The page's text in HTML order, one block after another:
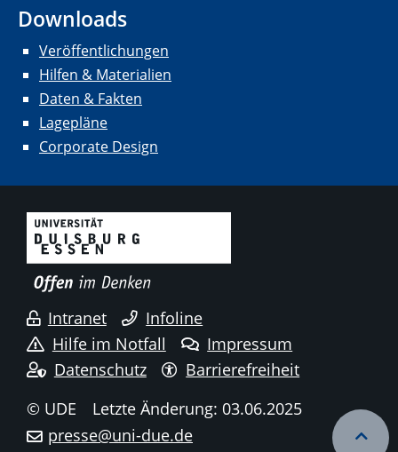
Downloads
Veröffentlichungen
Hilfen & Materialien
Daten & Fakten
Lagepläne
Corporate Design
Intranet
Infoline
Hilfe im Notfall
Impressum
Datenschutz
Barrierefreiheit
© UDE
Letzte Änderung: 03.06.2025
presse@uni-due.de